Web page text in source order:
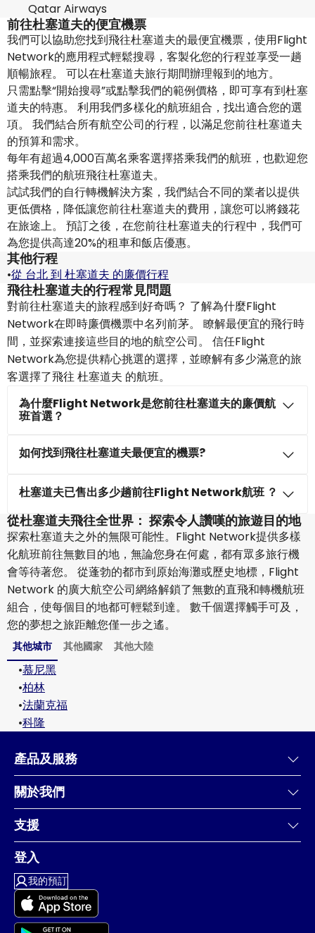
Qatar Airways
前往杜塞道夫的便宜機票
我們可以協助您找到飛往杜塞道夫的最便宜機票，使用Flight
Network的應用程式輕鬆搜尋，客製化您的行程並享受一趟
順暢旅程。 可以在杜塞道夫旅行期間辦理報到的地方。
只需點擊“開始搜尋”或點擊我們的範例價格，即可享有到杜塞
道夫的特惠。 利用我們多樣化的航班組合，找出適合您的選
項。 我們結合所有航空公司的行程，以滿足您前往杜塞道夫
的預算和需求。
每年有超過4,000百萬名乘客選擇搭乘我們的航班，也歡迎您
搭乘我們的航班飛往杜塞道夫。
試試我們的自行轉機解決方案，我們結合不同的業者以提供
更低價格，降低讓您前往杜塞道夫的費用，讓您可以將錢花
在旅途上。 預訂之後，在您前往杜塞道夫的行程中，我們可
為您提供高達20%的租車和飯店優惠。
其他行程
•從 台北 到 杜塞道夫 的廉價行程
飛往杜塞道夫的行程常見問題
對前往杜塞道夫的旅程感到好奇嗎？ 了解為什麼Flight
Network在即時廉價機票中名列前茅。 瞭解最便宜的飛行時
間，並探索連接這些目的地的航空公司。 信任Flight
Network為您提供精心挑選的選擇，並瞭解有多少滿意的旅
客選擇了飛往 杜塞道夫 的航班。
為什麼Flight Network是您前往杜塞道夫的廉價航
班首選？
如何找到飛往杜塞道夫最便宜的機票?
杜塞道夫已售出多少趟前往Flight Network航班 ？
從杜塞道夫飛往全世界： 探索令人讚嘆的旅遊目的地
探索杜塞道夫之外的無限可能性。Flight Network提供多樣
化航班前往無數目的地，無論您身在何處，都有眾多旅行機
會等待著您。 從蓬勃的都市到原始海灘或歷史地標，Flight
Network 的廣大航空公司網絡解鎖了無數的直飛和轉機航班
組合，使每個目的地都可輕鬆到達。 數千個選擇觸手可及，
您的夢想之旅距離您僅一步之遙。
其他城市 其他國家 其他大陸
•慕尼黑
•柏林
•法蘭克福
•科隆
產品及服務
關於我們
支援
登入
我的預訂